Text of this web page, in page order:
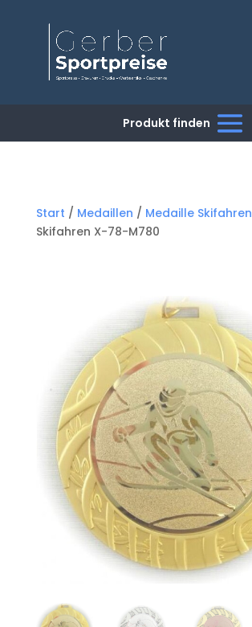
Start / Medaillen / Medaille Skifahren
Skifahren X-78-M780